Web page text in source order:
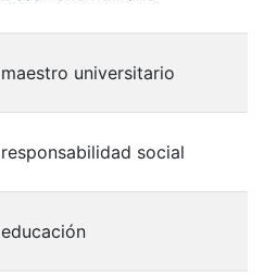
maestro universitario
responsabilidad social
educación